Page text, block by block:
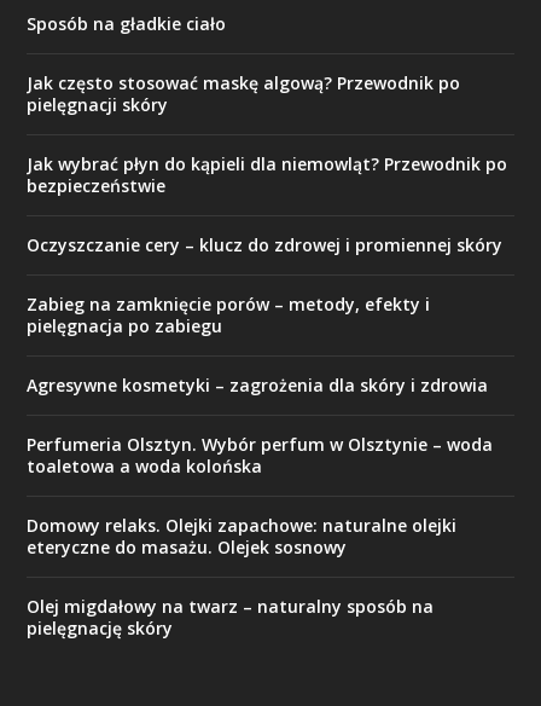
Sposób na gładkie ciało
Jak często stosować maskę algową? Przewodnik po
pielęgnacji skóry
Jak wybrać płyn do kąpieli dla niemowląt? Przewodnik po
bezpieczeństwie
Oczyszczanie cery – klucz do zdrowej i promiennej skóry
Zabieg na zamknięcie porów – metody, efekty i
pielęgnacja po zabiegu
Agresywne kosmetyki – zagrożenia dla skóry i zdrowia
Perfumeria Olsztyn. Wybór perfum w Olsztynie – woda
toaletowa a woda kolońska
Domowy relaks. Olejki zapachowe: naturalne olejki
eteryczne do masażu. Olejek sosnowy
Olej migdałowy na twarz – naturalny sposób na
pielęgnację skóry